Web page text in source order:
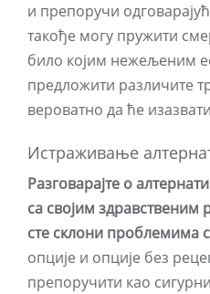
и препоручи
такође могу пружити
било којим нежељеним
предложити различите
вероватно да ће
Истраживање
Разговарајте о
са својим
сте склони проблемима
опције и опције без
препоручити као